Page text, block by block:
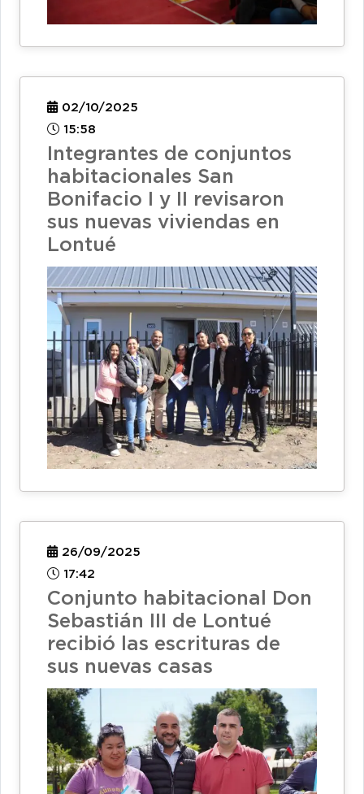
02/10/2025
15:58
Integrantes de conjuntos
habitacionales San
Bonifacio I y II revisaron
sus nuevas viviendas en
Lontué
26/09/2025
17:42
Conjunto habitacional Don
Sebastián III de Lontué
recibió las escrituras de
sus nuevas casas